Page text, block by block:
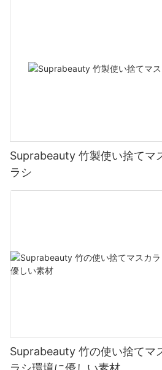
Suprabeauty 竹製使い捨てマ
ラシ
Suprabeauty 竹の使い捨てマ